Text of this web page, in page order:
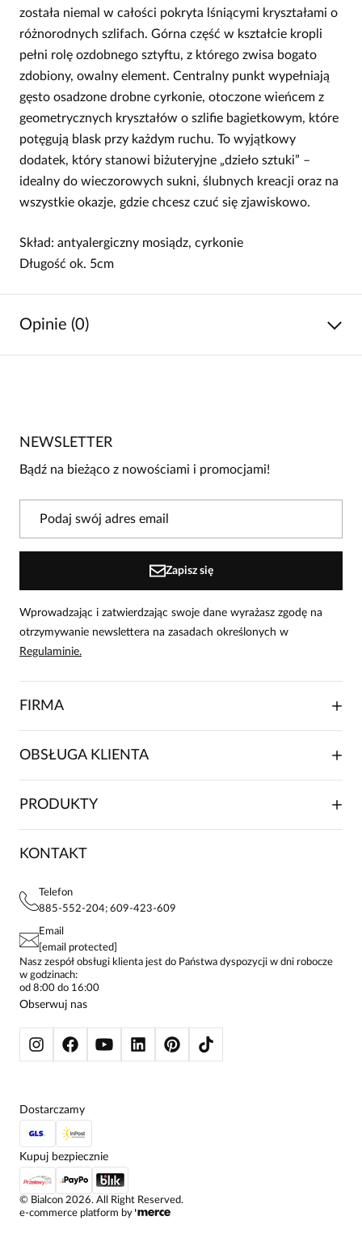
została niemal w całości pokryta lśniącymi kryształami o
różnorodnych szlifach. Górna część w kształcie kropli
pełni rolę ozdobnego sztyftu, z którego zwisa bogato
zdobiony, owalny element. Centralny punkt wypełniają
gęsto osadzone drobne cyrkonie, otoczone wieńcem z
geometrycznych kryształów o szlifie bagietkowym, które
potęgują blask przy każdym ruchu. To wyjątkowy
dodatek, który stanowi biżuteryjne „dzieło sztuki” –
idealny do wieczorowych sukni, ślubnych kreacji oraz na
wszystkie okazje, gdzie chcesz czuć się zjawiskowo.
Skład: antyalergiczny mosiądz, cyrkonie
Długość ok. 5cm
Opinie (0)
Bądź pierwszą osobą, która podzieli się opinią o tym
W naszej witrynie opinie mogą dodawać tylko
NEWSLETTER
Bądź na bieżąco z nowościami i promocjami!
Zapisz się
Wprowadzając i zatwierdzając swoje dane wyrażasz zgodę na
otrzymywanie newslettera na zasadach określonych w
Regulaminie.
FIRMA
O NAS
FRANCZYZA
KONTAKTY
OBSŁUGA KLIENTA
SKŁADANIE ZAMÓWIENIA
FAQ
POLITYKA PRYWATNOŚCI
STREFA STAŁEGO KLIENTA
PRODUKTY
SUKIENKI
KOSZULE DAMSKIE
SPODNIE DAMSKIE
ŻAKIETY I MARYNARKI
SWETRY
BLUZY
KONTAKT
Telefon
885-552-204; 609-423-609
Email
[email protected]
Nasz zespół obsługi klienta jest do Państwa dyspozycji w dni robocze
w godzinach:
od 8:00 do 16:00
Obserwuj nas
© Bialcon 2026. All Right Reserved.
e-commerce platform by
Dostarczamy
Kupuj bezpiecznie